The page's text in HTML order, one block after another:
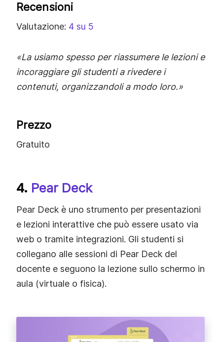
Recensioni
Valutazione: 4 su 5
«La usiamo spesso per riassumere le lezioni e
incoraggiare gli studenti a rivedere i
contenuti, organizzandoli a modo loro.»
Prezzo
Gratuito
4. Pear Deck
Pear Deck è uno strumento per presentazioni
e lezioni interattive che può essere usato via
web o tramite integrazioni. Gli studenti si
collegano alle sessioni di Pear Deck del
docente e seguono la lezione sullo schermo in
aula (virtuale o fisica).